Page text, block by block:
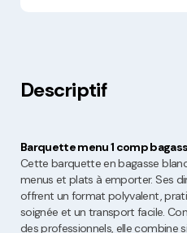
Descriptif
Barquette menu 1 comp
Cette barquette en bagasse
menus et plats à emporter. Ses
offrent un format polyvalent,
soignée et un transport facile.
des professionnels, elle combine